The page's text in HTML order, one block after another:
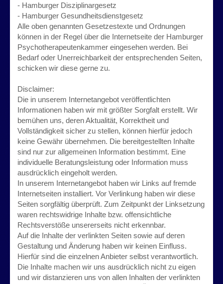
- Hamburger Disziplinargesetz
- Hamburger Gesundheitsdienstgesetz
Alle oben genannten Gesetzestexte und Ordnungen
können in der Regel über die Internetseite der Hamburger
Psychotherapeutenkammer eingesehen werden. Bei
Bedarf oder Unerreichbarkeit der entsprechenden Seiten,
schicken wir diese gerne zu.
Disclaimer:
Die in unserem Internetangebot veröffentlichten
Informationen haben wir mit größter Sorgfalt erstellt. Wir
bemühen uns, deren Aktualität, Korrektheit und
Vollständigkeit sicher zu stellen, können hierfür jedoch
keine Gewähr übernehmen. Die bereitgestellten Inhalte
sind nur zur allgemeinen Information bestimmt. Eine
individuelle Beratungsleistung oder Information muss
ausdrücklich eingeholt werden.
In unserem Internetangebot haben wir Links auf fremde
Internetseiten installiert. Vor Verlinkung haben wir diese
Seiten sorgfältig überprüft. Zum Zeitpunkt der Linksetzung
waren rechtswidrige Inhalte bzw. offensichtliche
Rechtsverstöße unsererseits nicht erkennbar.
Auf die Inhalte der verlinkten Seiten sowie auf deren
Gestaltung und Änderung haben wir keinen Einfluss.
Hierfür sind die einzelnen Anbieter selbst verantwortlich.
Die Inhalte machen wir uns ausdrücklich nicht zu eigen
und wir distanzieren uns von allen Inhalten der verlinkten